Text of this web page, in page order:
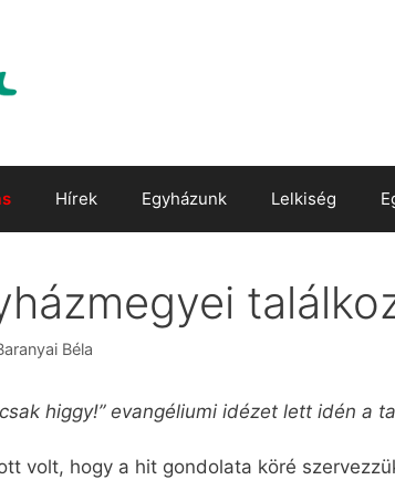
Hírek Egyházunk Lelkiség
Béla
higgy!” evangéliumi idézet lett idén a
volt, hogy a hit gondolata köré